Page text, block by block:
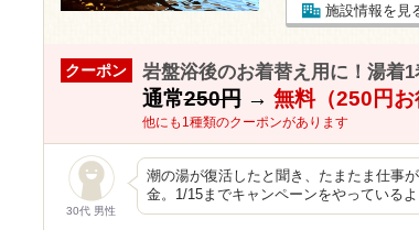
施設情報を見
クーポン 岩盤浴後のお着替え用に！湯着1
通常250円→ 無料（250円お
他にも1種類のクーポンがあります
30代 男性
潮の湯が復活したと聞き、たまたま仕事
金。1/15までキャンペーンをやっている